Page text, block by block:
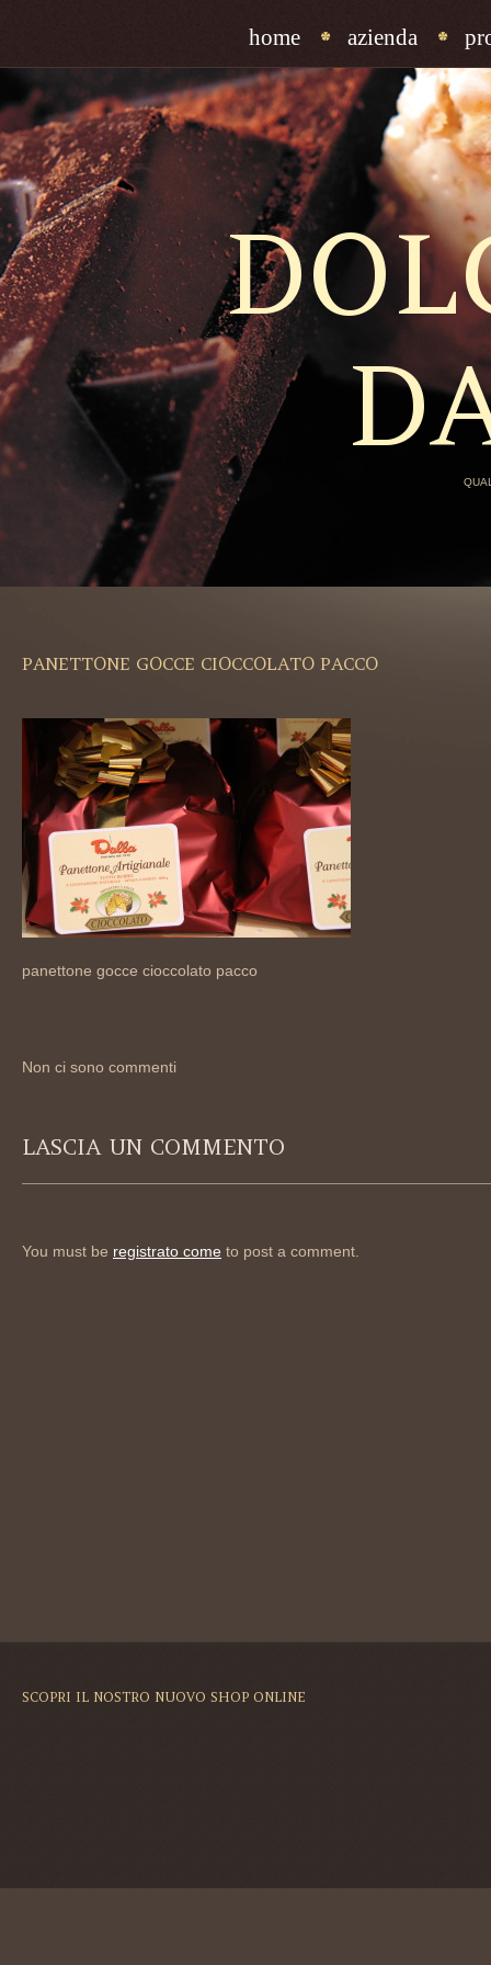
home azienda
PANETTONE GOCCE CIOCCOLATO PACCO
panettone gocce cioccolato pacco
Non ci sono commenti
LASCIA UN COMMENTO
You must be registrato come to post a comment.
SCOPRI IL NOSTRO NUOVO SHOP ONLINE